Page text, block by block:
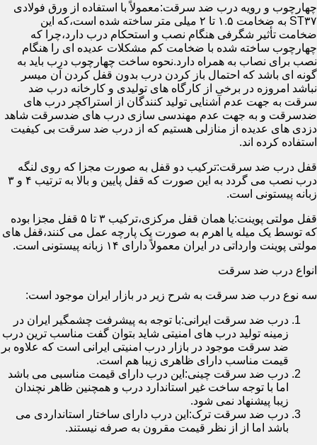
چهارچوب و رویه درب ضد سرقت:معمولاً با استفاده از ورق فولادی
ST۳۷ به ضخامت ۱.۵ تا ۲ میلی متر ساخته شده است،که این
ضخامت تأثیر شگرفی هنگام نصب و استحکام درب دارد،چرا که
چهارچوب ساخته شده با ضخامت کم مشکلات عدیده ای را هنگام
نصب برای نصاب به همراه دارد.نحوه ساخت چهارچوب درب باید به
گونه ای باشد که احتمال باز کردن درب بدون قفل کردن آن میسر
نباشد امروزه در برخی از کارگاه های تولیدی و کارخانه درب ضد
سرقت به جهت عدم آشنایی تولید کنندگان از استراکچر درب های
ضدسرقت و به جهت عدم مهندسی سازی درب های ضدسرقت شاهد
دزدی های عدیده از منازلی هستیم که از درب ضد سرقت بی کیفیت
استفاده کرده اند.
قفل درب ضد سرقت:ترکیب دو قفل به صورت مجزا که روی لنگه
درب نصب می گردد به این صورت که قفل پایین و بالا به ترتیب ۴ و ۳
زبانه پیستونی است.
قفل مولتی پوینت:یا همان قفل مرکزی،ترکیب ۳ تا ۵ قفل مجزا بوده
که توسط یک میله یا اهرم به صورت یک پارچه عمل می کنند،قفل های
مولتی پوینت وارداتی در ایران معمولاً دارای ۱۴ زبانه پیستونی است.
انواع درب ضد سرقت
سه نوع درب ضد سرقت به شرح زیر در بازار ایران موجود است:
درب ضد سرقت ایرانی:با توجه به پیشرفت چشمگیر ایران در
زمینه تولید درب های امنیتی شاید بتوان گفت مناسب ترین درب
ضد سرقت موجود در بازار درب امنیتی ایرانی است که علاوه بر
قیمت مناسب دارای ظاهری زیبا هم است.
درب ضد سرقت چینی:این درب دارای قیمت مناسبی می باشد
اما با توجه ساخت غیر استاندارد درب و همچنین ظاهر نچندان
زیبا پیشنهاد نمی شود.
درب ضد سرقت ترک:این درب دارای ساختار استانداردی می
باشد اما از از نظر قیمت مقرون به صرفه نیستند.